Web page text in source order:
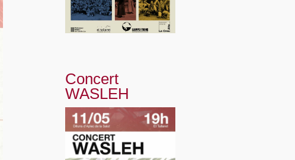
Concert
WASLEH